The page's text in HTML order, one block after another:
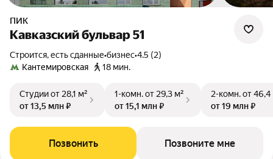
ПИК
Кавказский бульвар 51
Строится, есть сданные•бизнес•4.5 (2)
Кантемировская
18 мин.
Студииот 28,1 м²
от 13,5 млн ₽
1-комн.от 29,3 м²
от 15,1 млн ₽
2-комн.от 46,4
от 19 млн ₽
Позвонить Позвоните мне